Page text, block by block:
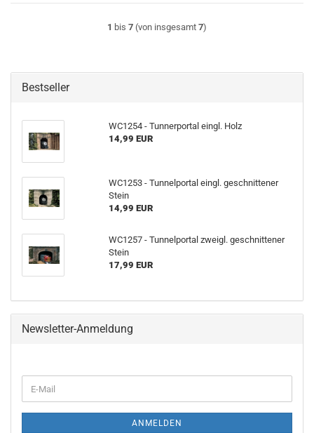
1 bis 7 (von insgesamt 7)
Bestseller
WC1254 - Tunnerportal eingl. Holz
14,99 EUR
WC1253 - Tunnelportal eingl. geschnittener
Stein
14,99 EUR
WC1257 - Tunnelportal zweigl. geschnittener
Stein
17,99 EUR
Newsletter-Anmeldung
ZUR
E-
Mail
ANMELDEN